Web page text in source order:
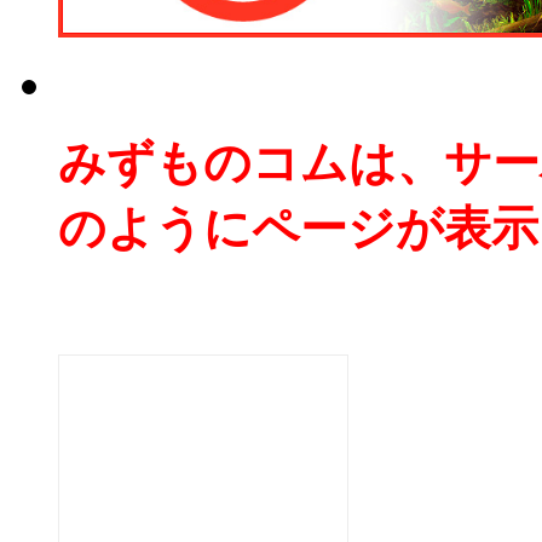
みずものコムは、サ
のようにページが表